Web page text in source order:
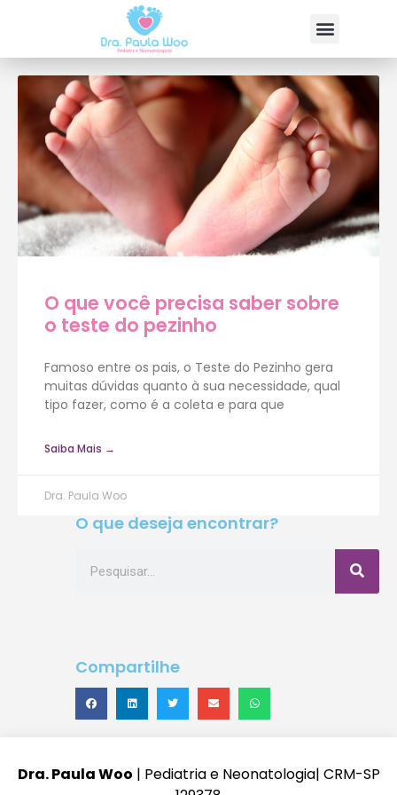
O que você precisa saber sobre
o teste do pezinho
Famoso entre os pais, o Teste do Pezinho gera
muitas dúvidas quanto à sua necessidade, qual
tipo fazer, como é a coleta e para que
Saiba Mais →
Dra. Paula Woo
O que deseja encontrar?
Compartilhe
Dra. Paula Woo | Pediatria e Neonatologia| CRM-SP